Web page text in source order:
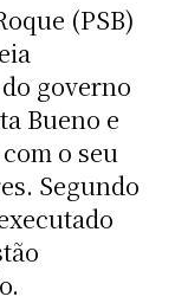
(PSB)
governo
Bueno e
o seu
Segundo